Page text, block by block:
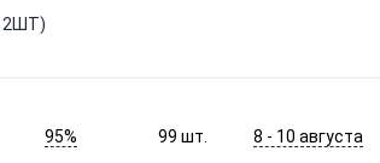
95% 99шт. 8 - 10 августа